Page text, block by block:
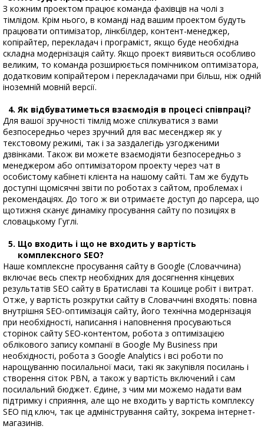
З кожним проектом працює команда фахівців на чолі з
тімлідом. Крім нього, в команді над вашим проектом будуть
працювати оптимізатор, лінкбілдер, контент-менеджер,
копірайтер, перекладач і програміст, якщо буде необхідна
складна модернізація сайту. Якщо проект виявиться особливо
великим, то команда розширюється помічником оптимізатора,
додатковим копірайтером і перекладачами при більш, ніж одній
іноземній мовній версії.
Як відбуватиметься взаємодія в процесі співпраці?
Для вашої зручності тімлід може спілкуватися з вами
безпосередньо через зручний для вас месенджер як у
текстовому режимі, так і за заздалегідь узгодженими
дзвінками. Також ви можете взаємодіяти безпосередньо з
менеджером або оптимізатором проекту через чат в
особистому кабінеті клієнта на нашому сайті. Там же будуть
доступні щомісячні звіти по роботах з сайтом, проблемах і
рекомендаціях. До того ж ви отримаєте доступ до парсера, що
щотижня сканує динаміку просування сайту по позиціях в
словацькому Гуглі.
Що входить і що не входить у вартість
комплексного SEO?
Наше комплексне просування сайту в Google (Словаччина)
включає весь спектр необхідних для досягнення кінцевих
результатів SEO сайту в Братиславі та Кошице робіт і витрат.
Отже, у вартість розкрутки сайту в Словаччині входять: повна
внутрішня SEO-оптимізація сайту, його технічна модернізація
при необхідності, написання і наповнення просуваються
сторінок сайту SEO-контентом, робота з оптимізацією
облікового запису компанії в Google My Business при
необхідності, робота з Google Analytics і всі роботи по
нарощуванню посилальної маси, такі як закупівля посилань і
створення сіток PBN, а також у вартість включений і сам
посилальний бюджет. Єдине, з чим ми можемо надати вам
підтримку і сприяння, але що не входить у вартість комплексу
SEO під ключ, так це адміністрування сайту, зокрема інтернет-
магазинів.